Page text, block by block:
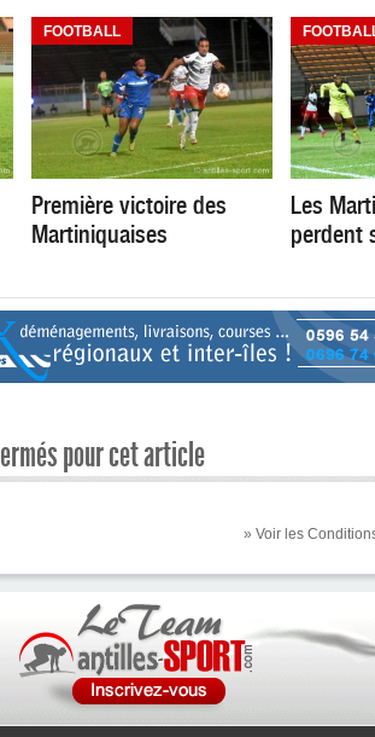
FOOTBALL
Première victoire des
Martiniquaises
Les
perdent
pour cet article
» Voir les